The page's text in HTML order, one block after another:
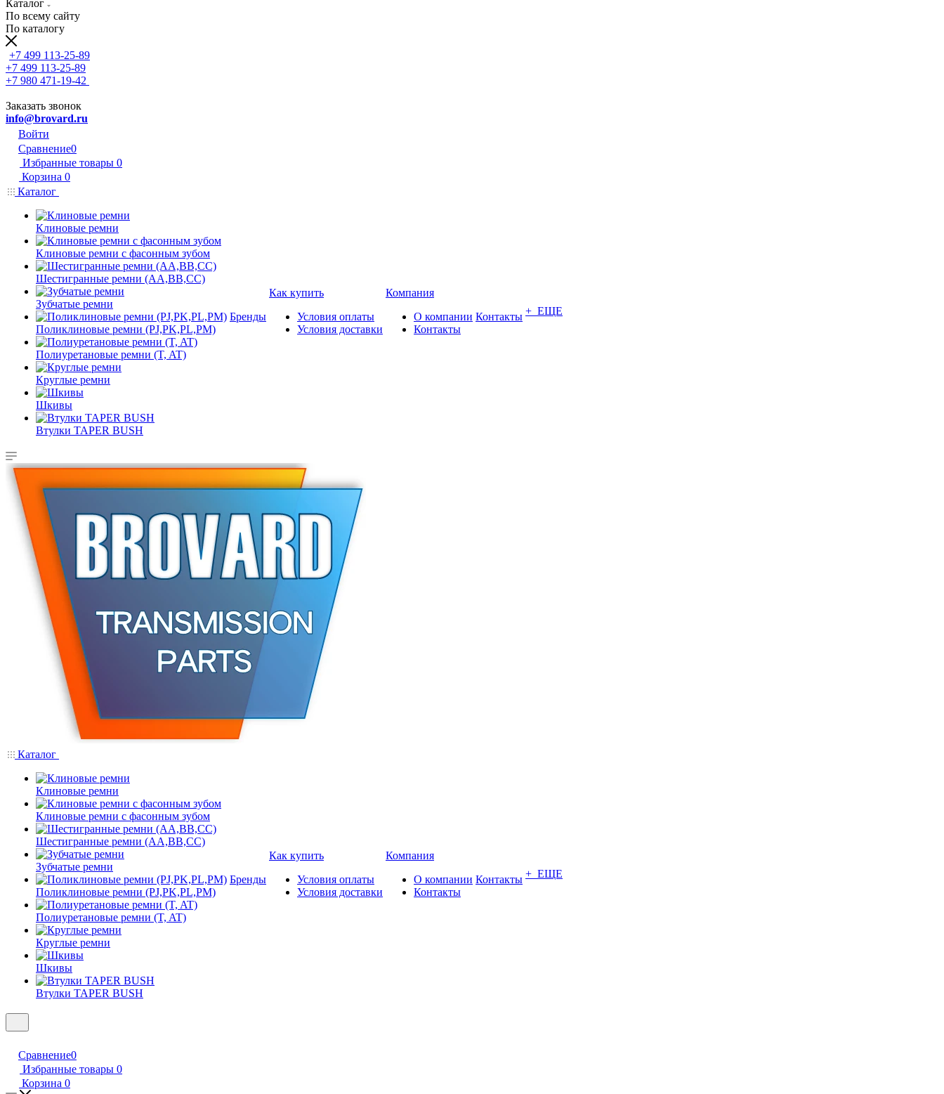
Каталог
По всему сайту
По каталогу
+7 499 113-25-89
+7 499 113-25-89
+7 980 471-19-42
Заказать звонок
info@brovard.ru
Войти
Сравнение0
Избранные товары 0
Корзина 0
Каталог
Клиновые ремни
Клиновые ремни с фасонным зубом
Шестигранные ремни (AA,BB,CC)
Зубчатые ремни
Поликлиновые ремни (PJ,PK,PL,PM)
Полиуретановые ремни (T, AT)
Круглые ремни
Шкивы
Втулки TAPER BUSH
Бренды
Как купить
Условия оплаты
Условия доставки
Компания
О компании
Контакты
Контакты + ЕЩЕ
Каталог
Клиновые ремни
Клиновые ремни с фасонным зубом
Шестигранные ремни (AA,BB,CC)
Зубчатые ремни
Поликлиновые ремни (PJ,PK,PL,PM)
Полиуретановые ремни (T, AT)
Круглые ремни
Шкивы
Втулки TAPER BUSH
Бренды
Как купить
Условия оплаты
Условия доставки
Компания
О компании
Контакты
Контакты + ЕЩЕ
Сравнение0
Избранные товары 0
Корзина 0